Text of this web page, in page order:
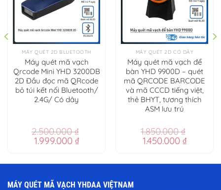
MÁY QUÉT 2D BLUETOOTH
Máy quét mã vạch
Qrcode Mini YHD 3200DB
2D Đầu đọc mã QRcode
bỏ túi kết nối Bluetooth/
2.4G/ Có dây
2.500.000₫
Giá
1.999.000 ₫Giá
1.999.000 ₫.
MÁY QUÉT 2D CÓ DÂY
Máy quét mã vạch để
bàn YHD 9900D – quét
mã QRCODE BARCODE
và mã CCCD tiếng việt,
thẻ BHYT, tương thích
ASM lưu trú
1.850.000₫
Giá
1.450.000 ₫Giá
MÁY QUÉT MÃ VẠCH YHDAA VIỆTNAM